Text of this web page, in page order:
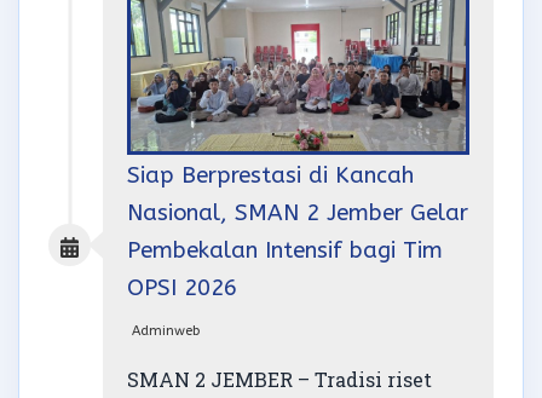
Siap Berprestasi di Kancah
Nasional, SMAN 2 Jember Gelar
Pembekalan Intensif bagi Tim
OPSI 2026
Adminweb
SMAN 2 JEMBER – Tradisi riset